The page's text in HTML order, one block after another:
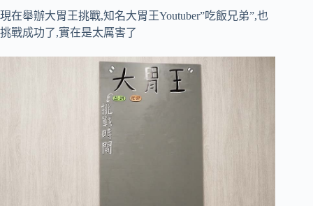
現在舉辦大胃王挑戰,知名大胃王Youtuber”吃飯兄弟”,也
挑戰成功了,實在是太厲害了